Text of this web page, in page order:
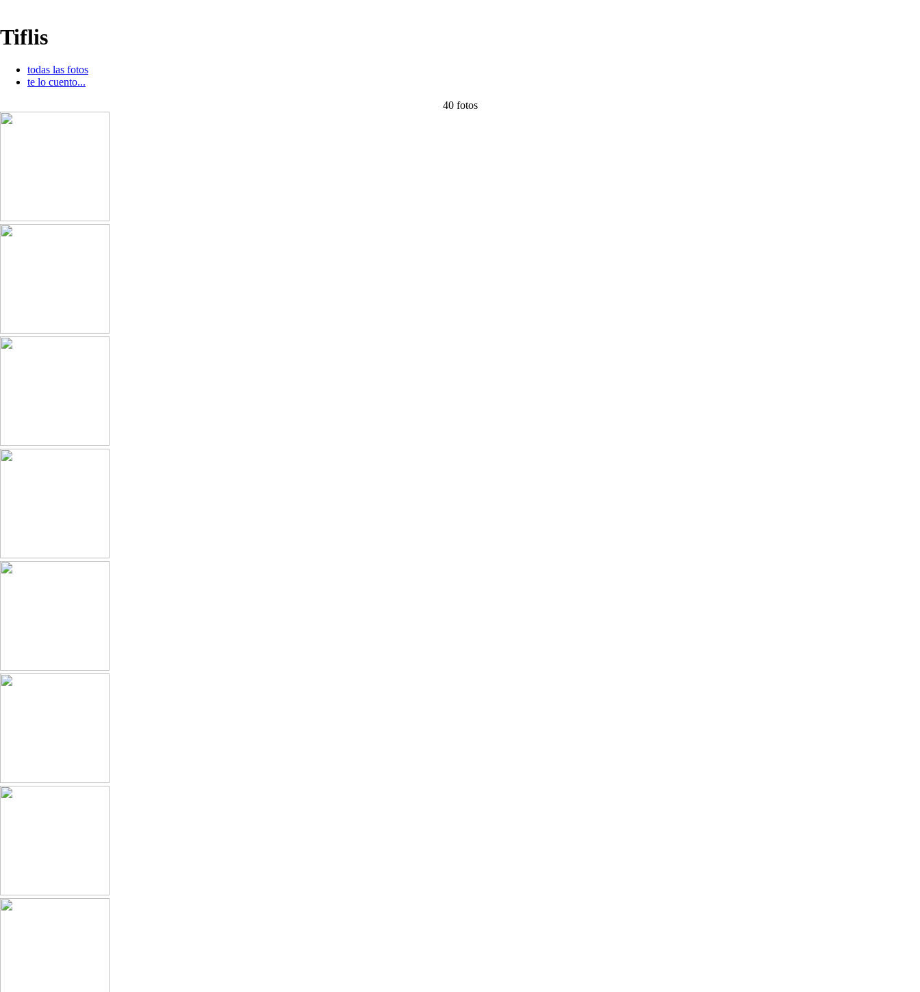
Tiflis
todas las fotos
te lo cuento...
40 fotos